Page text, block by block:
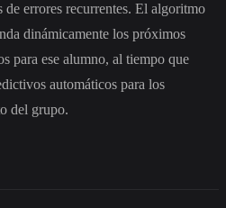
de errores recurrentes. El algoritmo
dinámicamente los próximos
para ese alumno, al tiempo que
automáticos para los
del grupo.